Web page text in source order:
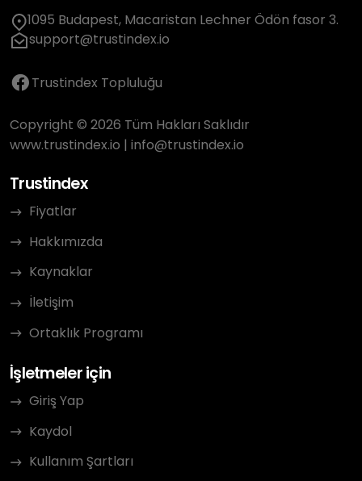
1095 Budapest, Macaristan Lechner Ödön fasor 3.
support@trustindex.io
Trustindex Topluluğu
Copyright © 2026 Tüm Hakları Saklıdır
www.trustindex.io | info@trustindex.io
Trustindex
Fiyatlar
Hakkımızda
Kaynaklar
İletişim
Ortaklık Programı
İşletmeler için
Giriş Yap
Kaydol
Kullanım Şartları